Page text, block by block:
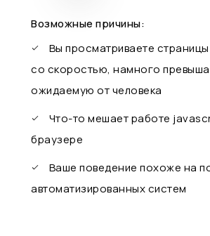
Возможные причины:
Вы просматриваете страницы
со скоростью, намного
ожидаемую от человека
Что-то мешает работе
браузере
Ваше поведение похоже на
автоматизированных систем